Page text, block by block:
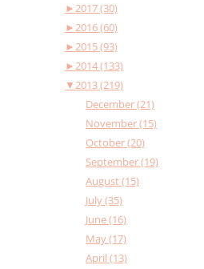
►2017 (30)
►2016 (60)
►2015 (93)
►2014 (133)
▼2013 (219)
December (21)
November (15)
October (20)
September (19)
August (15)
July (35)
June (16)
May (17)
April (13)